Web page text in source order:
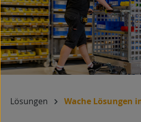
Lösungen Wache Lösungen